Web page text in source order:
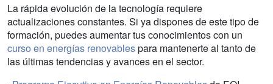
La rápida evolución de la tecnología requiere
actualizaciones constantes. Si ya dispones de este tipo de
formación, puedes aumentar tus conocimientos con un
curso en energías renovablespara mantenerte al tanto de
las últimas tendencias y avances en el sector.